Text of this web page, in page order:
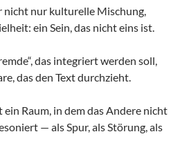
nur kulturelle Mischung,
ein Sein, das nicht eins ist.
das integriert werden soll,
das den Text durchzieht.
Raum, in dem das Andere nicht
— als Spur, als Störung, als